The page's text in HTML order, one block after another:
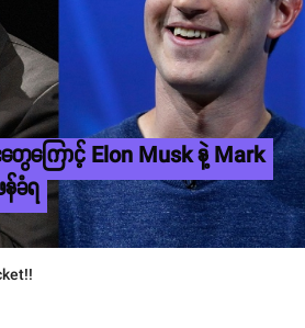
ကြောင့် Elon Musk နဲ့ Mark
ခံရ